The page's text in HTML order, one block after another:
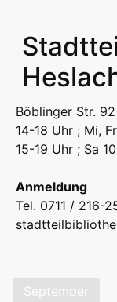
Böblinger Str.
14-18 Uhr ; Mi,
15-19 Uhr ; Sa
Anmeldung
Tel. 0711 / 216-
September